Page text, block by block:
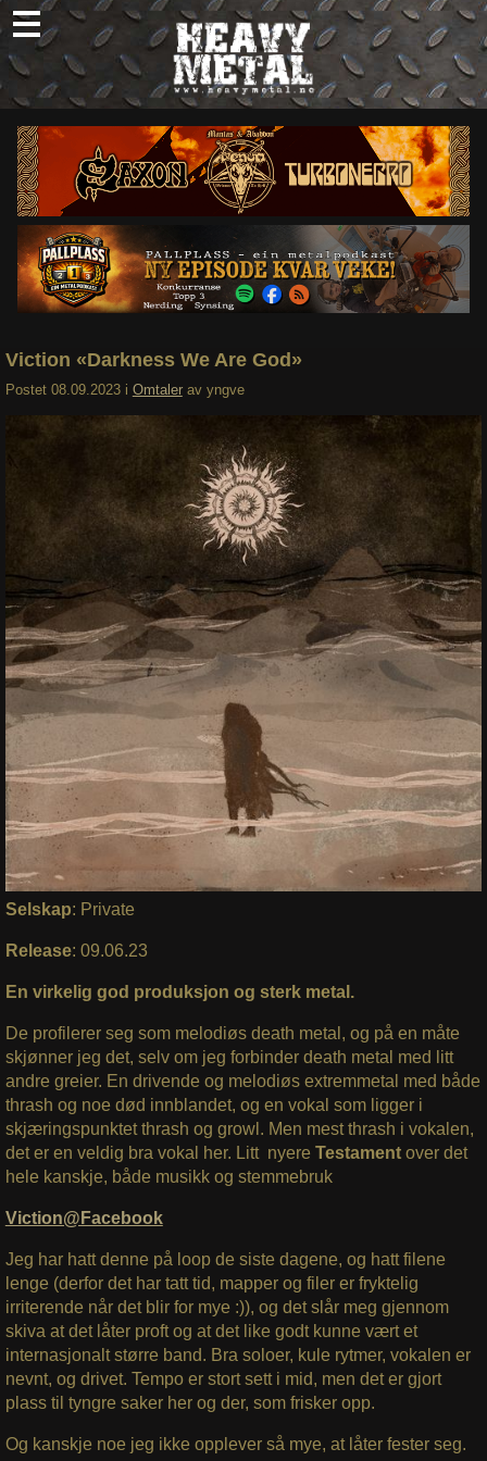
Skip
to
content
Nyheter
Omtaler
Intervjuer
Om oss
Abonner
Søk
Viction «Darkness We Are God»
Postet 08.09.2023 i Omtaler av yngve
Selskap: Private
Release: 09.06.23
En virkelig god produksjon og sterk metal.
De profilerer seg som melodiøs death metal, og på en måte
skjønner jeg det, selv om jeg forbinder death metal med litt
andre greier. En drivende og melodiøs extremmetal med både
thrash og noe død innblandet, og en vokal som ligger i
skjæringspunktet thrash og growl. Men mest thrash i vokalen,
det er en veldig bra vokal her. Litt nyere Testament over det
hele kanskje, både musikk og stemmebruk
Viction@Facebook
Jeg har hatt denne på loop de siste dagene, og hatt filene
lenge (derfor det har tatt tid, mapper og filer er fryktelig
irriterende når det blir for mye :)), og det slår meg gjennom
skiva at det låter proft og at det like godt kunne vært et
internasjonalt større band. Bra soloer, kule rytmer, vokalen er
nevnt, og drivet. Tempo er stort sett i mid, men det er gjort
plass til tyngre saker her og der, som frisker opp.
Og kanskje noe jeg ikke opplever så mye, at låter fester seg.